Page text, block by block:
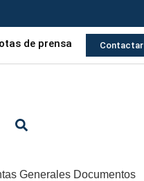
de prensa Contactar
Generales Documentos